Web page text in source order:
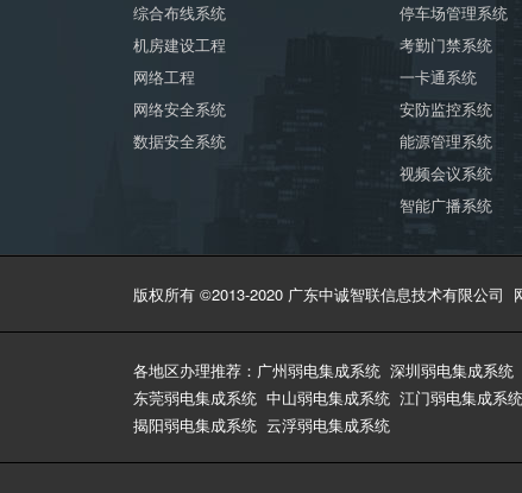
综合布线系统
机房建设工程
网络工程
网络安全系统
数据安全系统
停车场管理系统
考勤门禁系统
一卡通系统
安防监控系统
能源管理系统
视频会议系统
智能广播系统
版权所有 ©2013-2020 广东中诚智联信息技术有限公司
各地区办理推荐： 广州弱电集成系统 深圳弱电集成系统
东莞弱电集成系统 中山弱电集成系统 江门弱电集成系统
揭阳弱电集成系统 云浮弱电集成系统